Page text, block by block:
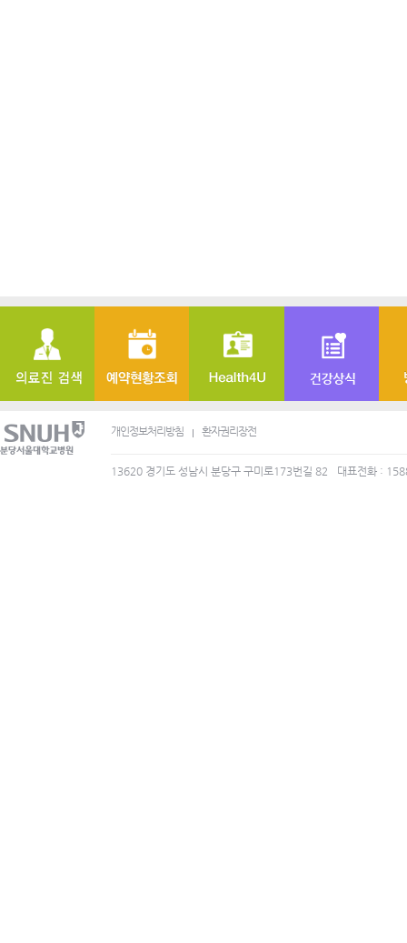
개인정보처리방침 환자권리장전
13620 경기도 성남시 분당구 구미로173번길 82 대표전화 :